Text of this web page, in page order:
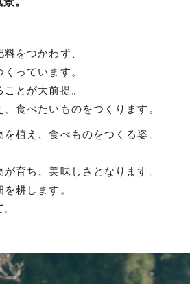
をつかわず、
っています。
とが大前提。
食べたいものをつくります。
植え、食べものをつくる姿。
育ち、美味しさとなります。
耕します。